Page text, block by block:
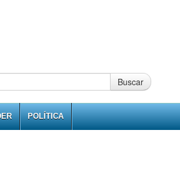
Buscar
POLÍTICA